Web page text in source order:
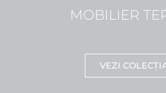
MOBILIER
VEZI